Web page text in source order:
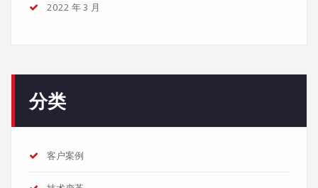
2022 年 3 月
分类
客户案例